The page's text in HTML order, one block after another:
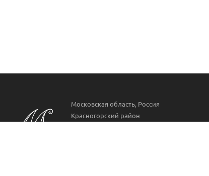
Московская область, Россия
Красногорский район